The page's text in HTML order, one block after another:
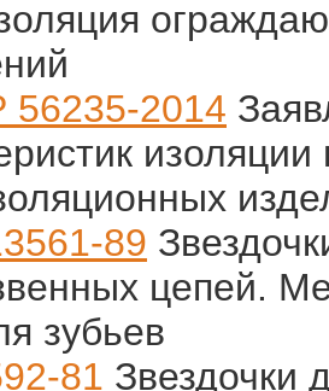
2014
89
цепей.
зубьев
81 Звездочки